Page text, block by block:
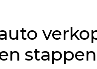
stappen